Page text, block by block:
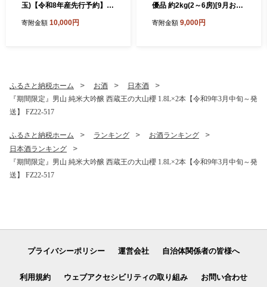
玉)【令和8年産先行予約】F
寄附金額 10,000円
優品 約2kg(2～6房)[9月お届
S23-645 くだもの 果物 フル
寄附金額 9,000円
ふるさと納税ホーム お酒
日本酒
『期間限定』男山 純米大吟醸 西蔵王の大山櫻 1.8L×2本【令和9年3月中旬～発
送】 FZ22-517
ふるさと納税ホーム ランキング
お酒ランキング
日本酒ランキング
『期間限定』男山 純米大吟醸 西蔵王の大山櫻 1.8L×2本【令和9年3月中旬～発
送】 FZ22-517
プライバシーポリシー 運営会社 自治体関係者の皆様へ
利用規約 ウェブアクセシビリティの取り組み お問い合わせ